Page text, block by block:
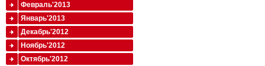
Февраль'2013
Январь'2013
Декабрь'2012
Ноябрь'2012
Октябрь'2012